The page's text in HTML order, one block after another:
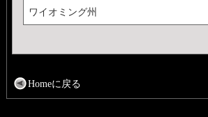
ワイオミング州
Homeに戻る